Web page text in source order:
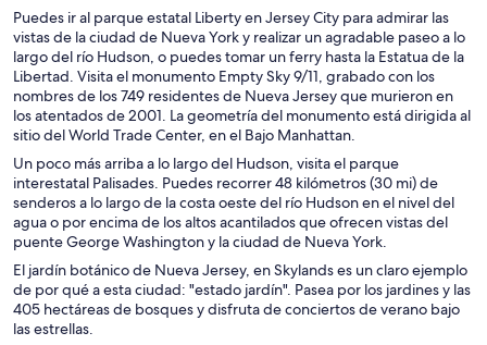
Puedes ir al parque estatal Liberty en Jersey City para admirar las
vistas de la ciudad de Nueva York y realizar un agradable paseo a lo
largo del río Hudson, o puedes tomar un ferry hasta la Estatua de la
Libertad. Visita el monumento Empty Sky 9/11, grabado con los
nombres de los 749 residentes de Nueva Jersey que murieron en
los atentados de 2001. La geometría del monumento está dirigida al
sitio del World Trade Center, en el Bajo Manhattan.
Un poco más arriba a lo largo del Hudson, visita el parque
interestatal Palisades. Puedes recorrer 48 kilómetros (30 mi) de
senderos a lo largo de la costa oeste del río Hudson en el nivel del
agua o por encima de los altos acantilados que ofrecen vistas del
puente George Washington y la ciudad de Nueva York.
El jardín botánico de Nueva Jersey, en Skylands es un claro ejemplo
de por qué a esta ciudad: "estado jardín". Pasea por los jardines y las
405 hectáreas de bosques y disfruta de conciertos de verano bajo
las estrellas.